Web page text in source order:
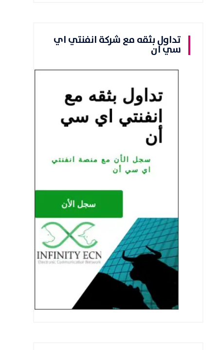
تداول بثقه مع شركة انفنتي اي
سي ان